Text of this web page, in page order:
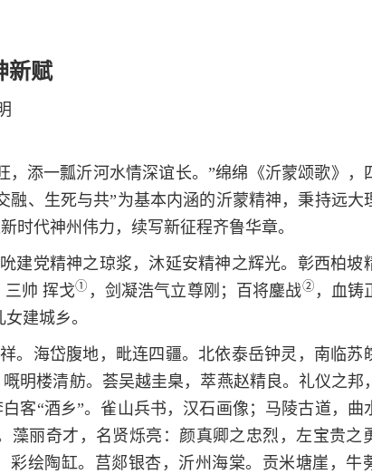
新赋
添一瓢沂河水情深谊长。”绵绵《沂蒙颂歌》，
、生死与共”为基本内涵的沂蒙精神，秉持远大
时代神州伟力，续写新征程齐鲁华章。
党精神之琼浆，沐延安精神之辉光。彰西柏坡
三帅 挥戈① ，剑凝浩气立尊刚；百将鏖战② ，血铸
建城乡。
。海岱腹地，毗连四疆。北依泰岳钟灵，南临苏
明楼清舫。荟吴越圭臬，萃燕赵精良。礼仪之邦
客“酒乡”。雀山兵书，汉石画像；马陵古道，曲
丽奇才，名贤烁亮：颜真卿之忠烈，左宝贵之
彩绘陶缸。莒郯银杏，沂州海棠。贡米塘崖，牛